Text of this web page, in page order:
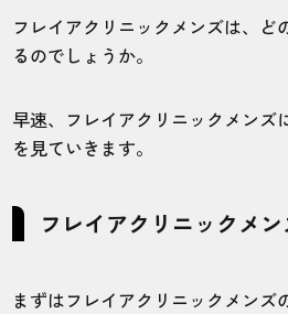
フレイアクリニックメンズ
る質問
【結論】フレイアクリニッ
フレイアクリニックメンズは、ど
るのでしょうか。
早速、フレイアクリニックメンズ
を見ていきます。
フレイアクリニックメ
まずはフレイアクリニックメンズ